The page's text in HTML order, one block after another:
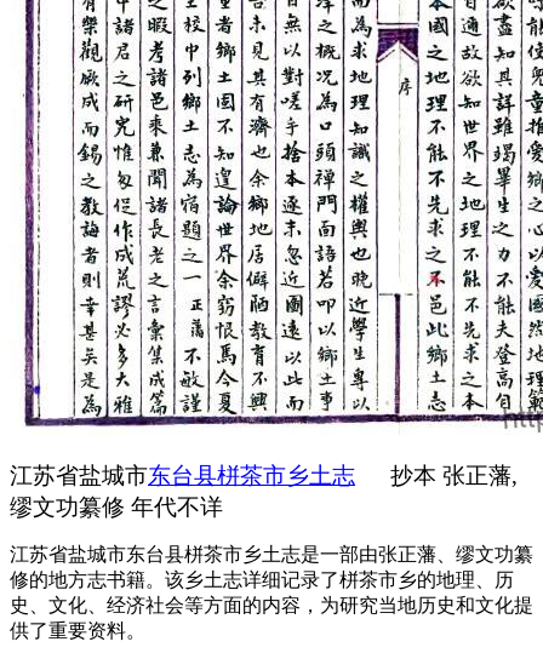
江苏省盐城市东台县栟茶市乡土志 抄本 张正藩,
缪文功纂修 年代不详
江苏省盐城市东台县栟茶市乡土志是一部由张正藩、缪文功纂
修的地方志书籍。该乡土志详细记录了栟茶市乡的地理、历
史、文化、经济社会等方面的内容，为研究当地历史和文化提
供了重要资料。